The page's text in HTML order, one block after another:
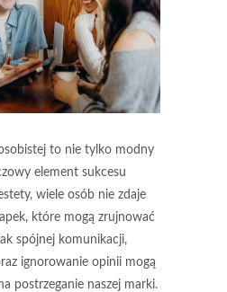
to nie tylko modny
element sukcesu
wiele osób nie zdaje
które mogą zrujnować
spójnej komunikacji,
ignorowanie opinii mogą
postrzeganie naszej marki.